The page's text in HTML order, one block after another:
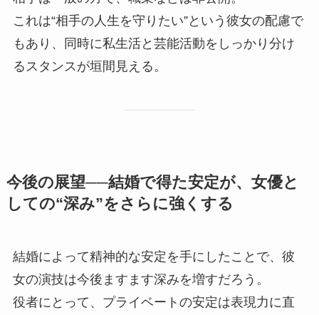
これは“相手の人生を守りたい”という彼女の配慮で
もあり、同時に私生活と芸能活動をしっかり分け
るスタンスが垣間見える。
今後の展望──結婚で得た安定が、女優と
しての“深み”をさらに強くする
結婚によって精神的な安定を手にしたことで、彼
女の演技は今後ますます深みを増すだろう。
役者にとって、プライベートの安定は表現力に直